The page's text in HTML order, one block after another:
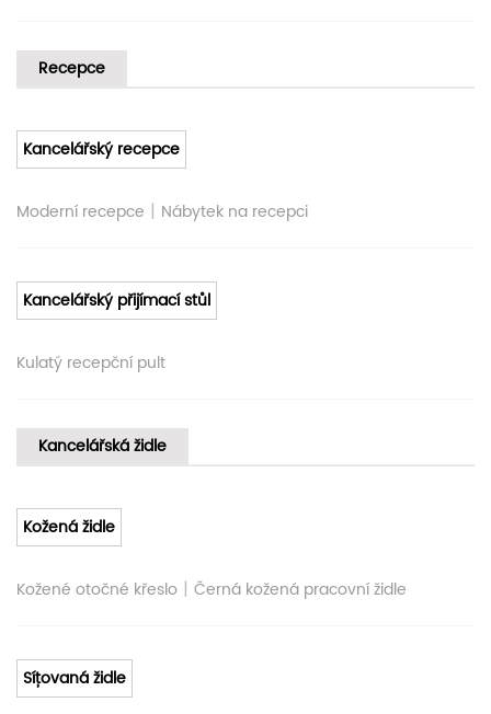
Recepce
Kancelářský recepce
Moderní recepce | Nábytek na recepci
Kancelářský přijímací stůl
Kulatý recepční pult
Kancelářská židle
Kožená židle
Kožené otočné křeslo | Černá kožená pracovní židle
Síťovaná židle